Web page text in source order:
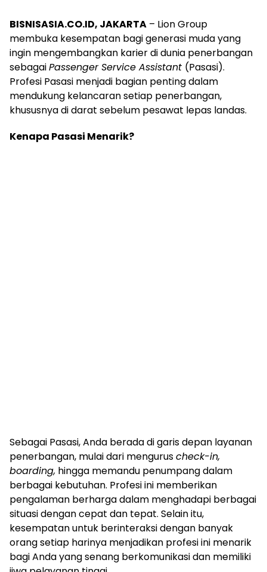
BISNISASIA.CO.ID, JAKARTA – Lion Group
membuka kesempatan bagi generasi muda yang
ingin mengembangkan karier di dunia penerbangan
sebagaiPassenger Service Assistant (Pasasi).
Profesi Pasasi menjadi bagian penting dalam
mendukung kelancaran setiap penerbangan,
khususnya di darat sebelum pesawat lepas landas.
Kenapa Pasasi Menarik?
Sebagai Pasasi, Anda berada di garis depan layanan
penerbangan, mulai dari menguruscheck-in,
boarding, hingga memandu penumpang dalam
berbagai kebutuhan. Profesi ini memberikan
pengalaman berharga dalam menghadapi berbagai
situasi dengan cepat dan tepat. Selain itu,
kesempatan untuk berinteraksi dengan banyak
orang setiap harinya menjadikan profesi ini menarik
bagi Anda yang senang berkomunikasi dan memiliki